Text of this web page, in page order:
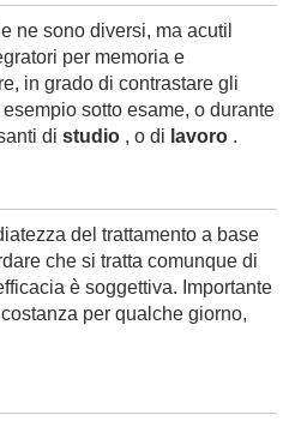
ne sono diversi, ma acutil
per memoria e
in grado di contrastare gli
sotto esame, o durante
di studio , o di lavoro .
del trattamento a base
che si tratta comunque di
è soggettiva. Importante
per qualche giorno,